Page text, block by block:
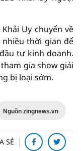
Uy chuyển về
thời gian để
tư kinh doanh.
gia show giải
bị loại sớm.
Nguồn zingnews.vn
SẺ